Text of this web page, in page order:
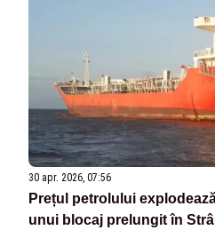
30 apr. 2026, 07:56
Prețul petrolului
unui blocaj prelungit în